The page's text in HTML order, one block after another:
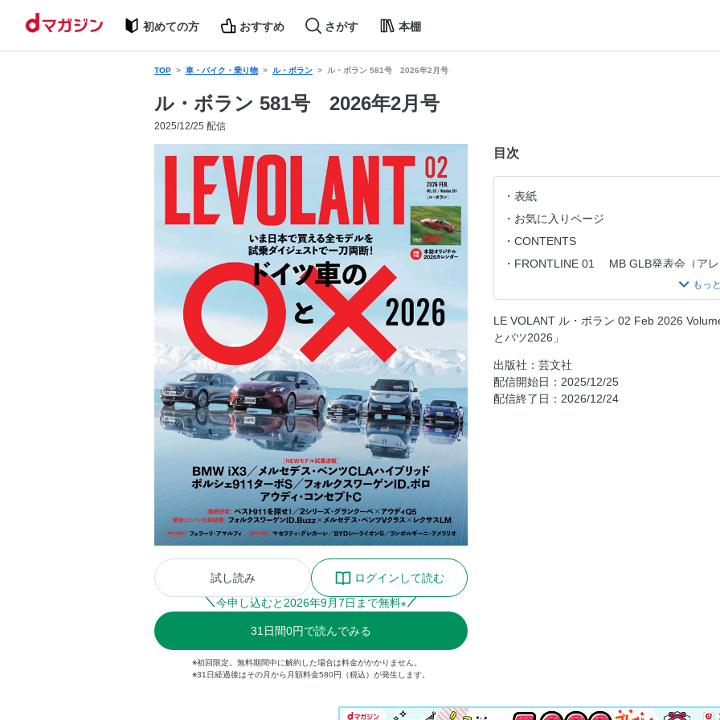
初めての方 おすすめ さがす 本棚
TOP 車・バイク・乗り物 ル・ボラン ル・ボラン 581号 2026年2月号
ル・ボラン 581号 2026年2月号
2025/12/25 配信
試し読み
ログインして読む
今申し込むと 2026年9月7日まで無料※
31 日間0円で読んでみる
※初回限定。無料期間中に解約した場合は料金がかかりません。
※31日経過後はその月から月額料金580円（税込）が発生します。
目次
表紙
お気に入りページ
CONTENTS
FRONTLINE 01 MB GLB発表会（アレ
FRONTLINE 02 ボルボ セーフティセ
EVLIFE二子玉川 開催告知
特集「ドイツ車のマルとバツ2026」
アウディコンセプトC 試乗
IDポロ国際試乗会
LE VOLANT ル・ボラン 02 Feb 2026
とバツ2026」
出版社：芸文社
配信開始日：2025/12/25
配信終了日：2026/12/24